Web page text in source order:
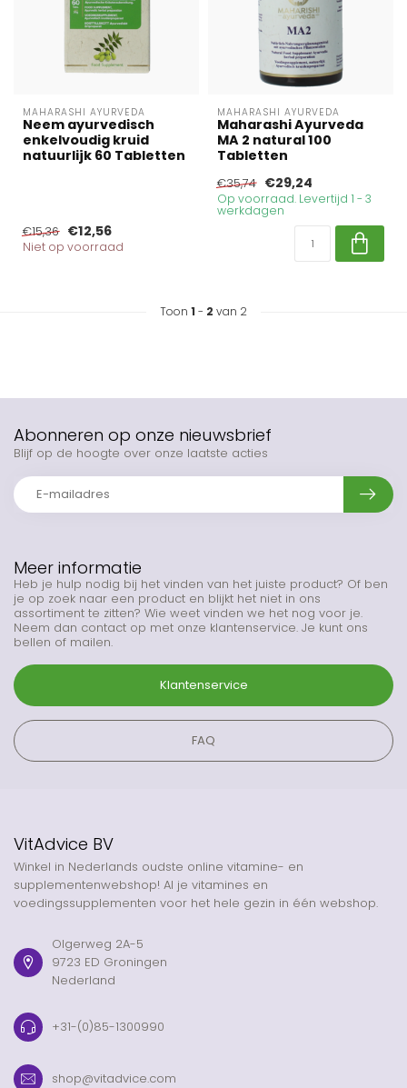
MAHARASHI AYURVEDA
Neem ayurvedisch
enkelvoudig kruid
natuurlijk 60 Tabletten
€15,36 €12,56
Niet op voorraad
MAHARASHI AYURVEDA
Maharashi Ayurveda
MA 2 natural 100
Tabletten
€35,74 €29,24
Op voorraad. Levertijd 1 - 3
werkdagen
Toon 1 - 2 van 2
Meer informatie
Heb je hulp nodig bij het vinden van het juiste product? Of ben
je op zoek naar een product en blijkt het niet in ons
assortiment te zitten? Wie weet vinden we het nog voor je.
Neem dan contact op met onze klantenservice. Je kunt ons
bellen of mailen.
Klantenservice
FAQ
Abonneren op onze nieuwsbrief
Blijf op de hoogte over onze laatste acties
VitAdvice BV
Winkel in Nederlands oudste online vitamine- en
supplementenwebshop! Al je vitamines en
voedingssupplementen voor het hele gezin in één webshop.
Olgerweg 2A-5
9723 ED Groningen
Nederland
+31-(0)85-1300990
shop@vitadvice.com